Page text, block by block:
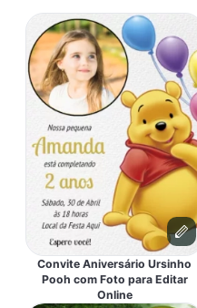
Convite Aniversário Ursinho
Pooh com Foto para Editar
Online